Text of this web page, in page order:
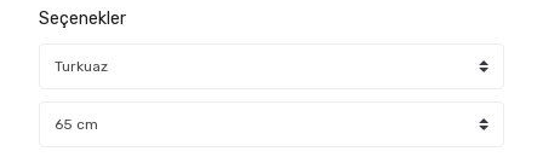
Seçenekler